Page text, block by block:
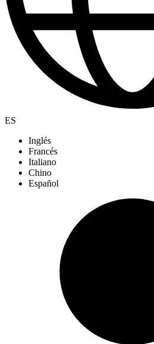
ES
Inglés
Francés
Italiano
Chino
Español